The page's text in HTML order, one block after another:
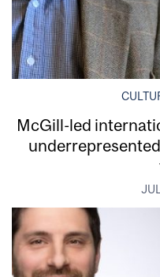
McGill-led